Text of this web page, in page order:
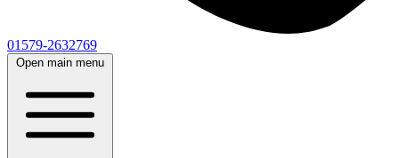
01579-2632769
Open main menu